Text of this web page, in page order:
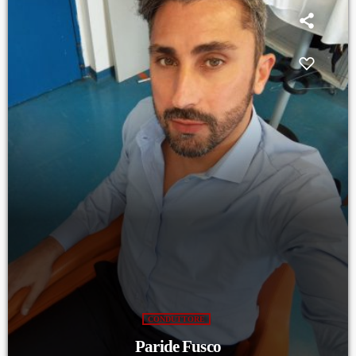
CONDUTTORE
Paride Fusco